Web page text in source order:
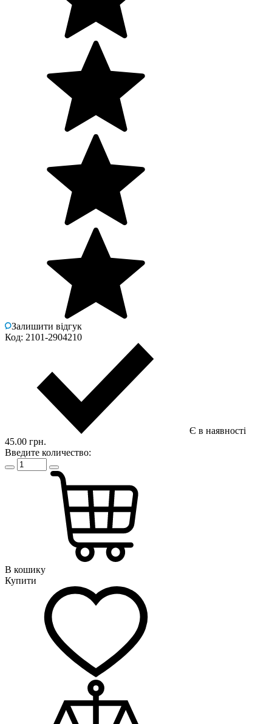
Залишити відгук
Код: 2101-2904210
Є в наявності
45.00 грн.
Введите количество:
В кошику
Купити